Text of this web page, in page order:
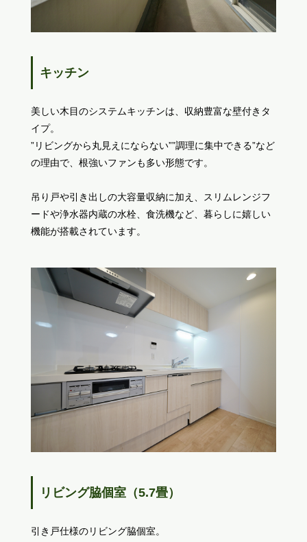
キッチン
美しい木目のシステムキッチンは、収納豊富な壁付きタ
イプ。
”リビングから丸見えにならない””調理に集中できる”など
の理由で、根強いファンも多い形態です。
吊り戸や引き出しの大容量収納に加え、スリムレンジフ
ードや浄水器内蔵の水栓、食洗機など、暮らしに嬉しい
機能が搭載されています。
リビング脇個室（5.7畳）
引き戸仕様のリビング脇個室。